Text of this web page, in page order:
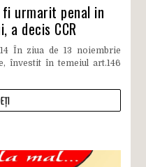
urmarit penal in
a decis CCR
În ziua de 13 noiembrie
învestit în temeiul art.146